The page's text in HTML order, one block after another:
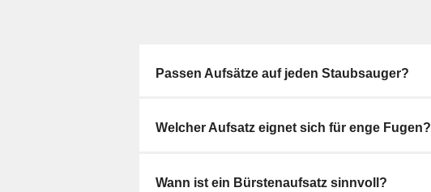
Passen Aufsätze auf jeden Staubsauger?
Welcher Aufsatz eignet sich für enge Fugen?
Wann ist ein Bürstenaufsatz sinnvoll?